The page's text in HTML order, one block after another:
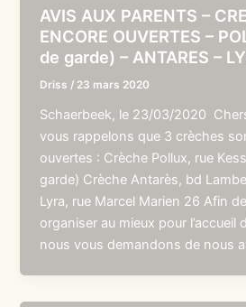
AVIS AUX PARENTS –
ENCORE OUVERTES –
de garde) – ANTARES –
Driss / 23 mars 2020
Schaerbeek, le 23/03/2020
vous rappelons que 3 crèches
ouvertes : Crèche Pollux, rue
garde) Crèche Antarès, bd
Lyra, rue Marcel Marien 26 Afin
organiser au mieux pour l’accueil
nous vous demandons de nous